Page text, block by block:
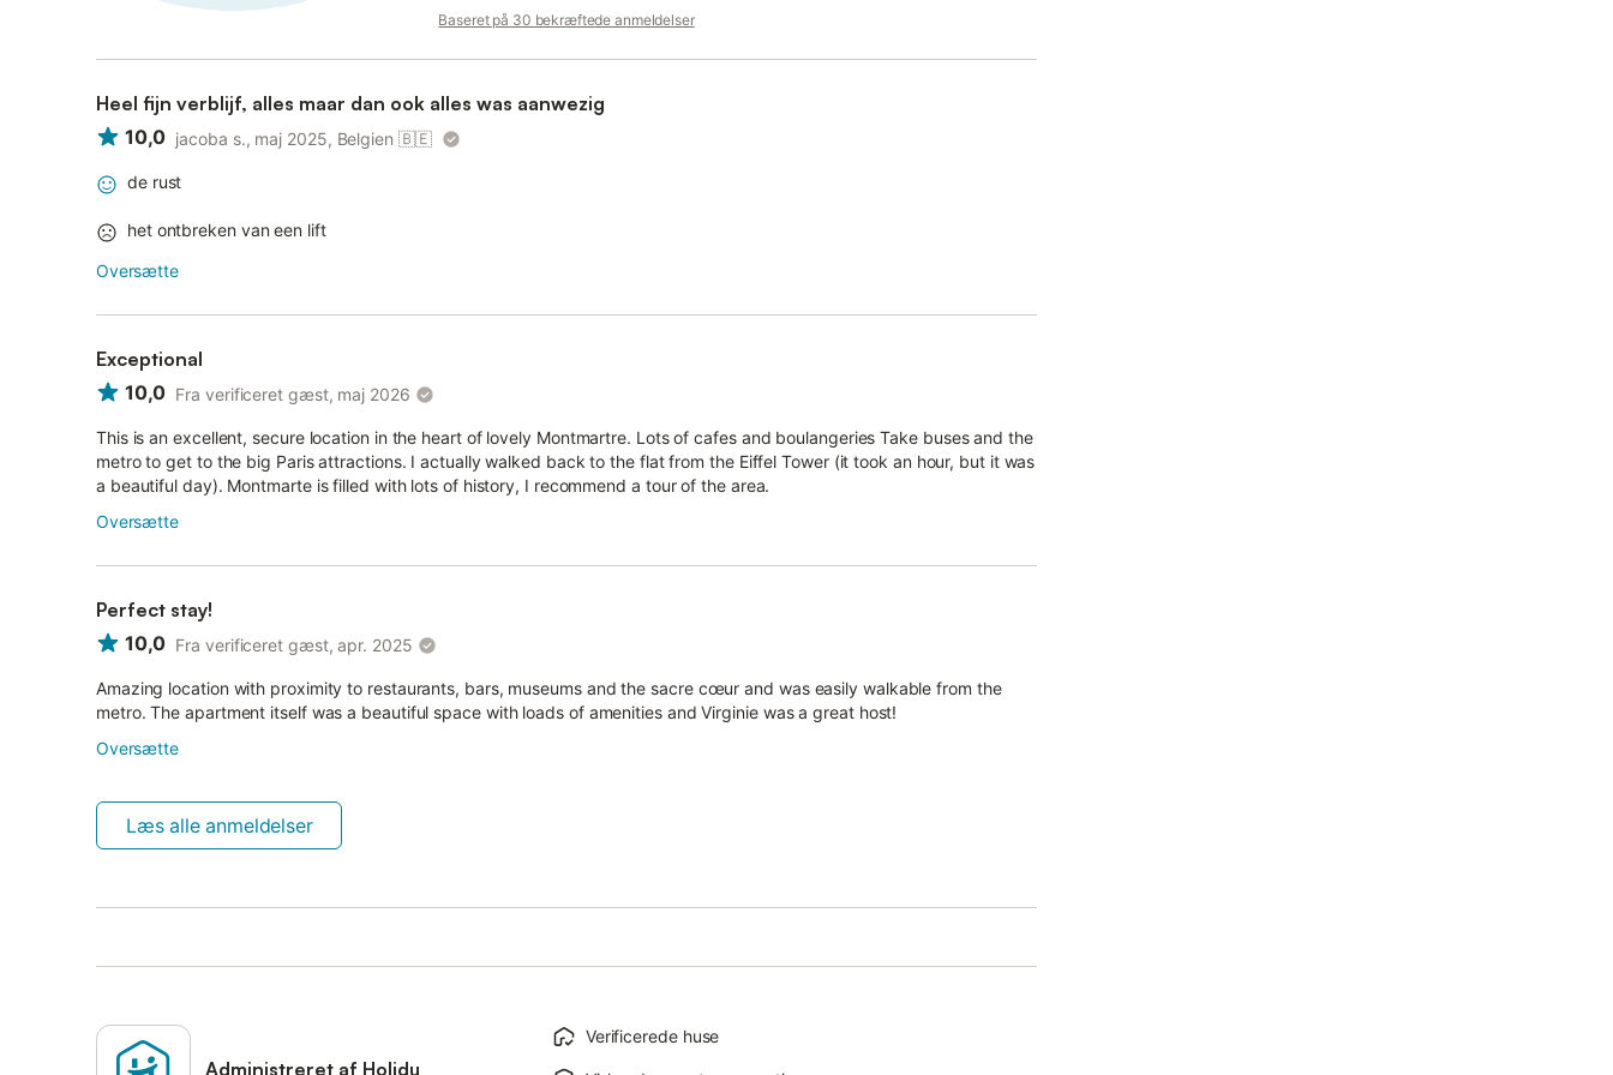
Baseret på 30 bekræftede anmeldelser
Heel fijn verblijf, alles maar dan ook alles was aanwezig
10,0 jacoba s., maj 2025, Belgien 🇧🇪
de rust
het ontbreken van een lift
Oversætte
Exceptional
10,0 Fra verificeret gæst, maj 2026
This is an excellent, secure location in the heart of lovely Montmartre. Lots of cafes and boulangeries Take buses and the
metro to get to the big Paris attractions. I actually walked back to the flat from the Eiffel Tower (it took an hour, but it was
a beautiful day). Montmarte is filled with lots of history, I recommend a tour of the area.
Oversætte
Perfect stay!
10,0 Fra verificeret gæst, apr. 2025
Amazing location with proximity to restaurants, bars, museums and the sacre cœur and was easily walkable from the
metro. The apartment itself was a beautiful space with loads of amenities and Virginie was a great host!
Oversætte
Læs alle anmeldelser
Administreret af Holidu
Verificerede huse